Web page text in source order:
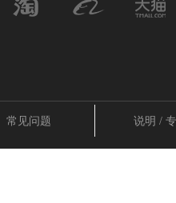
常见问题 说明 /